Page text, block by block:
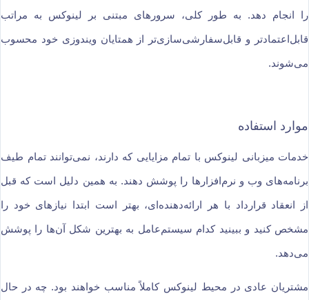
را انجام دهد. به طور کلی، سرورهای مبتنی بر لینوکس به مراتب
قابل‌اعتمادتر و قابل‌سفارشی‌سازی‌تر از همتایان ویندوزی خود محسوب
می‌شوند.
موارد استفاده
خدمات میزبانی لینوکس با تمام مزایایی که دارند، نمی‌توانند تمام طیف
برنامه‌های وب و نرم‌افزارها را پوشش دهند. به همین دلیل است که قبل
از انعقاد قرارداد با هر ارائه‌دهنده‌ای، بهتر است ابتدا نیازهای خود را
مشخص کنید و ببینید کدام سیستم‌عامل به بهترین شکل آن‌ها را پوشش
می‌دهد.
مشتریان عادی در محیط لینوکس کاملاً مناسب خواهند بود. چه در حال